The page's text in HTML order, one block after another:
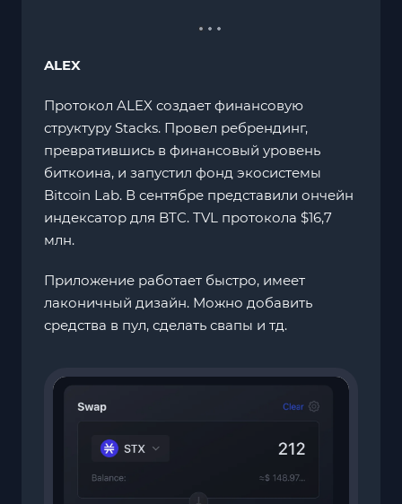
ALEX
Протокол ALEX создает финансовую
структуру Stacks. Провел ребрендинг,
превратившись в финансовый уровень
биткоина, и запустил фонд экосистемы
Bitcoin Lab. В сентябре представили ончейн
индексатор для BTC. TVL протокола $16,7
млн.
Приложение работает быстро, имеет
лаконичный дизайн. Можно добавить
средства в пул, сделать свапы и тд.